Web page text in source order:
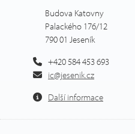
Budova Katovny
Palackého 176/12
790 01 Jeseník
+420 584 453 693
ic@jesenik.cz
Další informace